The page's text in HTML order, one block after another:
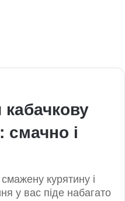
кабачкову
смачно і
курятину і
у вас піде набагато